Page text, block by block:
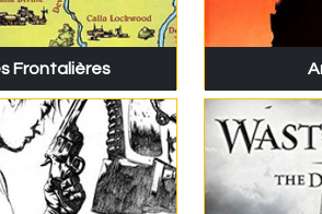
Frontalières